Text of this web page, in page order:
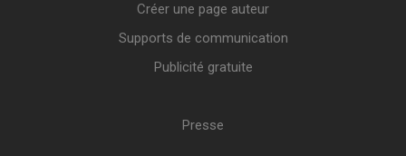
Créer une page auteur
Supports de communication
Publicité gratuite
Presse